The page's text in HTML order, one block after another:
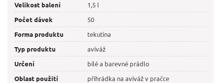
Velikost balení
1,5 l
Počet dávek
50
Forma produktu
tekutina
Typ produktu
aviváž
Určení
bílé a barevné prádlo
Oblast použití
přihrádka na aviváž v pračce